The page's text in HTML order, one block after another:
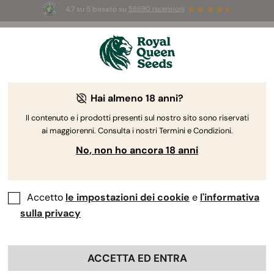
4.7 su 5 basato su 58690 recensioni
3 semi White Widow AutoGRATIS per i
Hai almeno 18 anni?
Il contenuto e i prodotti presenti sul nostro sito sono riservati
ai maggiorenni. Consulta i nostri Termini e Condizioni.
No, non ho ancora 18 anni
Accetto le impostazioni dei cookie e l'informativa
sulla privacy
ACCETTA ED ENTRA